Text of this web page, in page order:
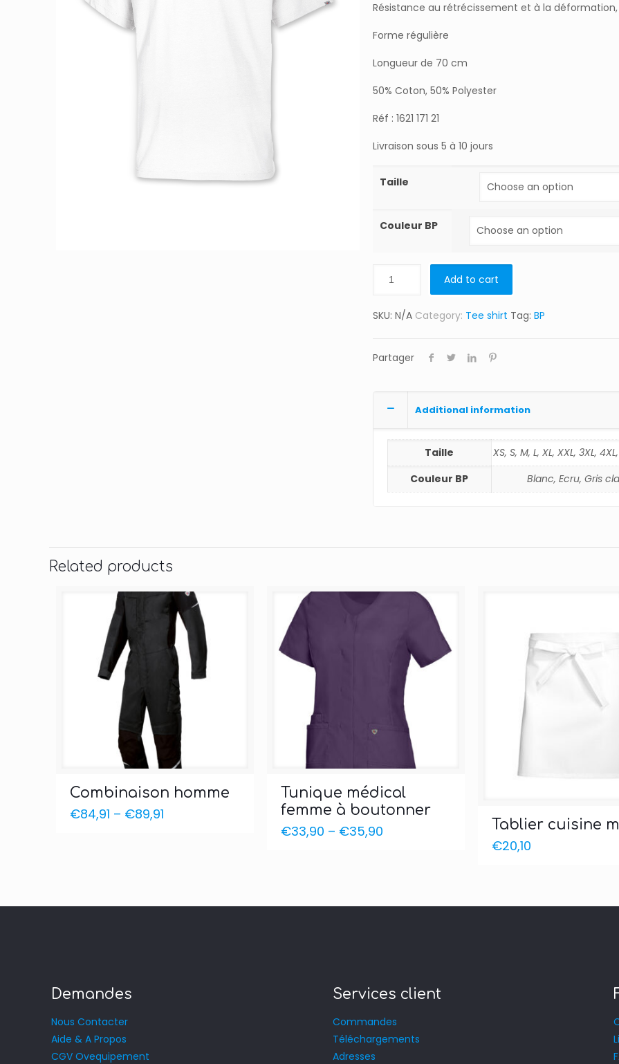
Résistance au rétrécissement et à la
Forme régulière
Longueur de 70 cm
50% Coton, 50% Polyester
Réf : 1621 171 21
Livraison sous 5 à 10 jours
Taille
Couleur BP
Add to cart
SKU: N/A Category: Tee shirt Tag: BP
Partager
Additional information
Taille
XS, S, M, L, XL, XXL, 3XL,
Couleur BP
Blanc, Ecru, Gris
Related products
Combinaison homme
€84,91 – €89,91
Tunique médical
femme à boutonner
€33,90 – €35,90 Tablier cuisine
€20,10
Demandes
Nous Contacter
Aide & A Propos
CGV Ovequipement
Services client
Commandes
Téléchargements
Adresses